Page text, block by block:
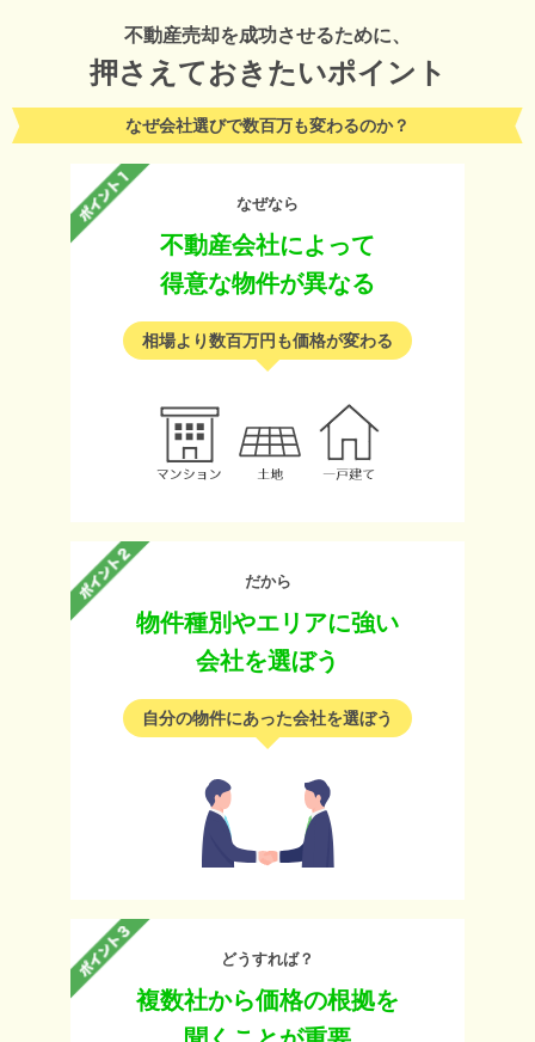
不動産売却を成功させるために、
押さえておきたいポイント
なぜ会社選びで数百万も変わるのか？
なぜなら
不動産会社によって
得意な物件が異なる
相場より数百万円も価格が変わる
だから
物件種別やエリアに強い
会社を選ぼう
自分の物件にあった会社を選ぼう
どうすれば？
複数社から価格の根拠を